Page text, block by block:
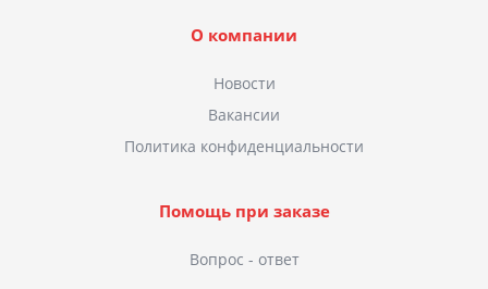
О компании
Новости
Вакансии
Политика конфиденциальности
Помощь при заказе
Вопрос - ответ